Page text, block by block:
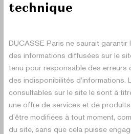
technique
DUCASSE Paris ne saurait garantir
des informations diffusées sur le
tenu pour responsable des erreurs
des indisponibilités d’informations.
consultables sur le site le sont à
une offre de services et de
d'être modifiées à tout moment,
du site, sans que cela puisse